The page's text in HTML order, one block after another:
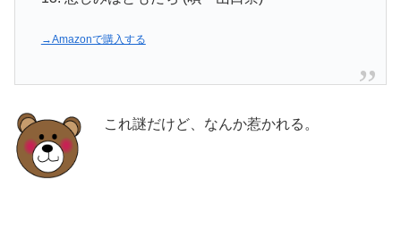
→Amazonで購入する
これ謎だけど、なんか惹かれる。